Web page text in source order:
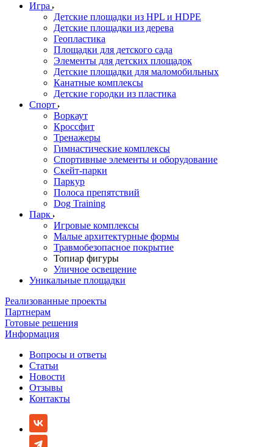
Игра
Детские площадки из HPL и HDPE
Детские площадки из дерева
Геопластика
Площадки для детского сада
Элементы для детских площадок
Детские площадки для маломобильных
Канатные комплексы
Детские городки из пластика
Спорт
Воркаут
Кроссфит
Тренажеры
Гимнастические комплексы
Спортивные элементы и оборудование
Скейт-парки
Паркур
Полоса препятствий
Dog Training
Парк
Игровые комплексы
Малые архитектурные формы
Травмобезопасное покрытие
Топиар фигуры
Уличное освещение
Уникальные площадки
Реализованные проекты
Партнерам
Готовые решения
Информация
Вопросы и ответы
Статьи
Новости
Отзывы
Контакты